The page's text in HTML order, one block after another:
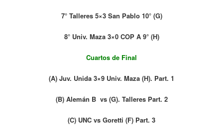
7° Talleres 5×3 San Pablo 10° (G)
8° Univ. Maza 3×0 COP A 9° (H)
Cuartos de Final
(A) Juv. Unida 3×9 Univ. Maza (H). Part. 1
(B) Alemán B vs (G). Talleres Part. 2
(C) UNC vs Goretti (F) Part. 3